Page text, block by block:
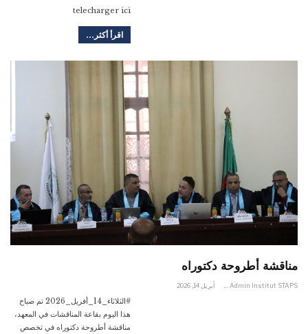
telecharger ici
اقرأ أكثر...
مناقشة أطروحة دكتوراه
أبريل 14, 2026
#الثلاثاء_14_أفريل_2026 تم صباح
هذا اليوم بقاعة المناقشات في المعهد،
مناقشة أطروحة دكتوراه في تخصص